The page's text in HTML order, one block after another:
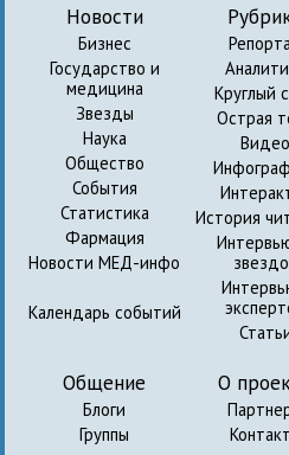
Новости
Бизнес
Государство и
медицина
Звезды
Наука
Общество
События
Статистика
Фармация
Новости МЕД-инфо
Календарь событий
Круглый
Острая
Видео
История
Общение
Блоги
Группы
О